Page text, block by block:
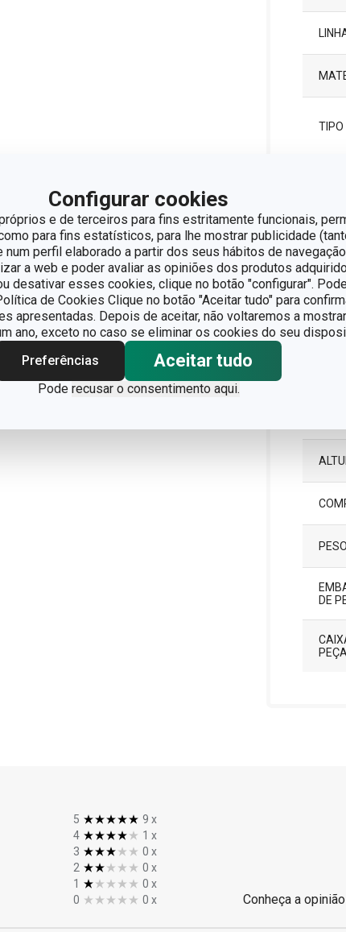
Configurar cookies
e de terceiros para fins estritamente funcionais,
para fins estatísticos, para lhe mostrar publicidade
perfil elaborado a partir dos seus hábitos de
a web e poder avaliar as opiniões dos produtos
desativar esses cookies, clique no botão "configurar".
de Cookies Clique no botão "Aceitar tudo" para
apresentadas. Depois de aceitar, não voltaremos a
ano, exceto no caso se eliminar os cookies do seu
Preferências
Aceitar tudo
Pode recusar o consentimento aqui.
TIPO
EAN
DE
5 9 x
4
1 x
3
0 x
2
0 x
1
0 x
0
0 x Conheça a